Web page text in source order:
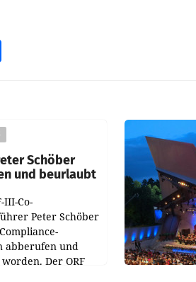
Schöber
und beurlaubt
III-Co-
Peter Schöber
abberufen und
Der ORF